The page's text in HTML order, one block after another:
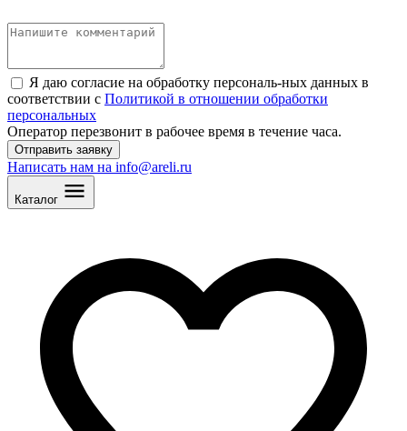
Я даю согласие на обработку персональ-ных данных в
соответствии с Политикой в отношении обработки
персональных
Оператор перезвонит в рабочее время в течение часа.
Отправить заявку
Написать нам на info@areli.ru
Каталог